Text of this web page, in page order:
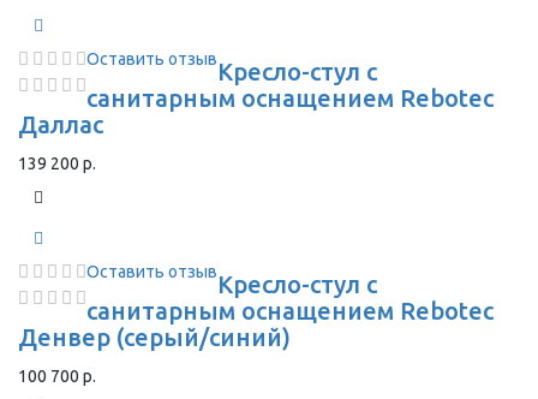
Оставить отзывКресло-стул с
санитарным оснащением Rebotec
Даллас
139 200 р.
Оставить отзывКресло-стул с
санитарным оснащением Rebotec
Денвер (серый/синий)
100 700 р.